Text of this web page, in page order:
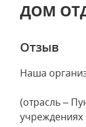
ДОМ
Наша
(отрасль –